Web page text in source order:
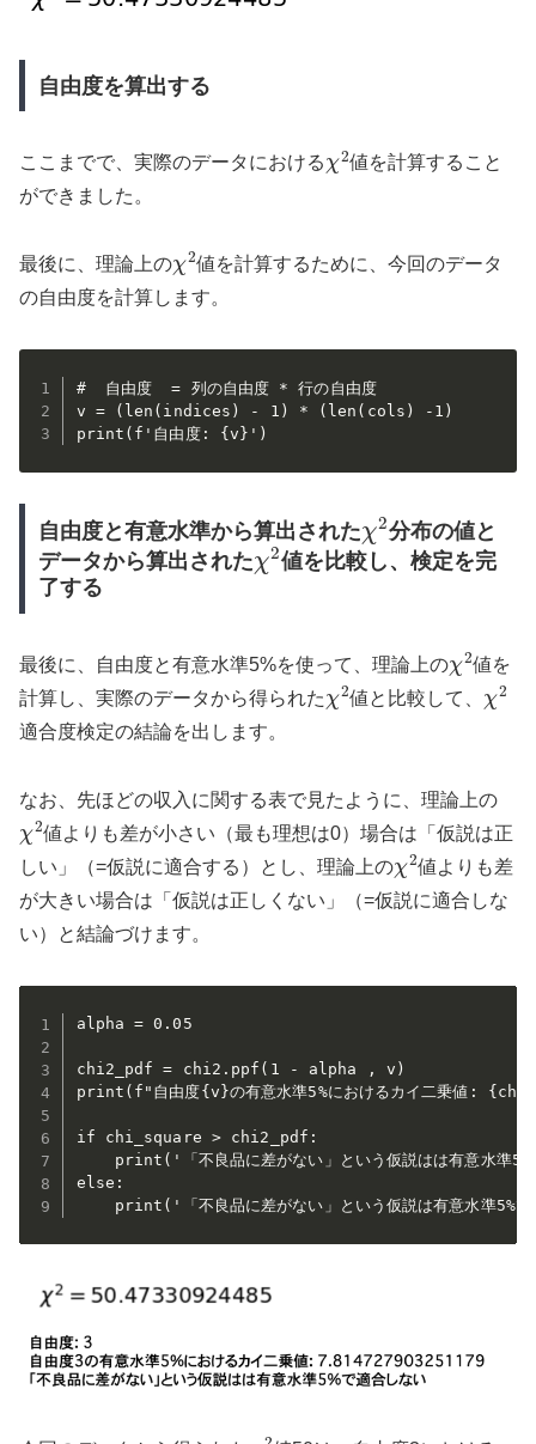
自由度を算出する
ここまでで、実際のデータにおける
2
値を計算すること
ができました。
最後に、理論上の
2
値を計算するために、今回のデータ
の自由度を計算します。
#  自由度  = 列の自由度 * 行の自由度
v = (len(indices) - 1) * (len(cols) -1)
print(f'自由度: {v}')
自由度と有意水準から算出された 2分布の値と
データから算出されたχ2値を比較し、検定を完
了する
最後に、自由度と有意水準5%を使って、理論上の
2
値を
計算し、実際のデータから得られた
2
値と比較して、
2
適合度検定の結論を出します。
なお、先ほどの収入に関する表で見たように、理論上の
2
値よりも差が小さい（最も理想は0）場合は「仮説は正
しい」（=仮説に適合する）とし、理論上の
2
値よりも差
が大きい場合は「仮説は正しくない」（=仮説に適合しな
い）と結論づけます。
alpha = 0.05
chi2_pdf = chi2.ppf(1 - alpha , v)
print(f"自由度{v}の有意水準5%におけるカイ二乗値:
if chi_square > chi2_pdf:
print('「不良品に差がない」という仮説はは有意水準5%
else:
print('「不良品に差がない」という仮説は有意水準5%で
2